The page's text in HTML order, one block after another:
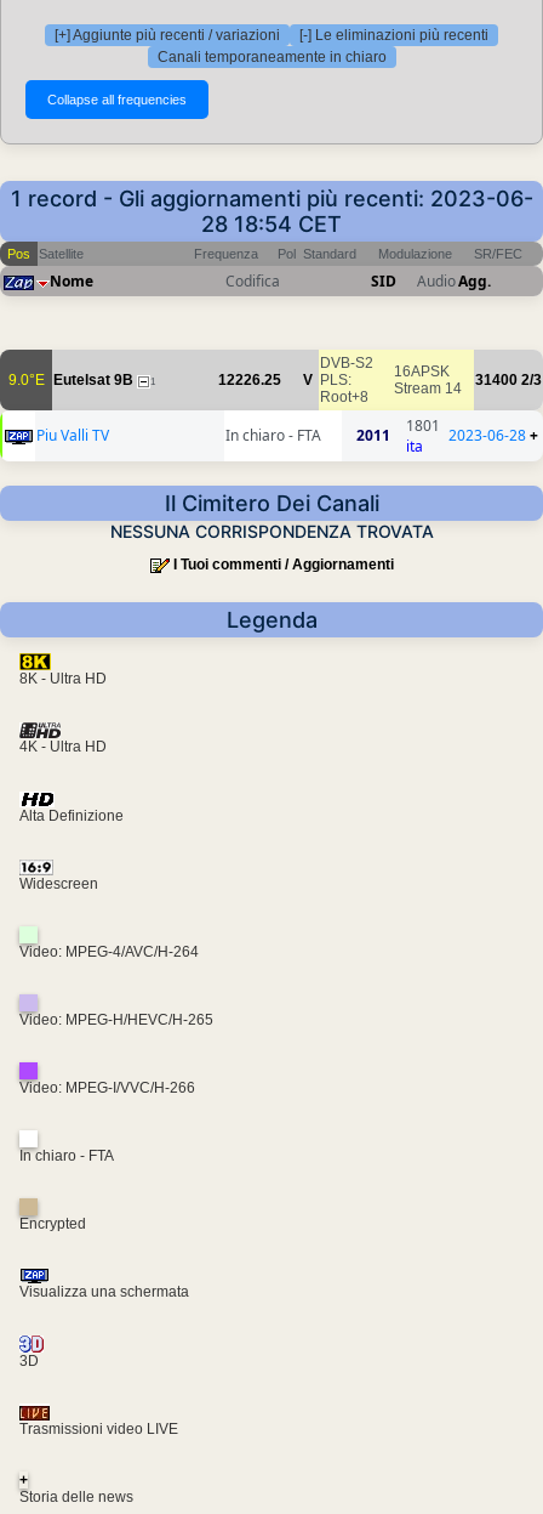
[+] Aggiunte più recenti / variazioni
[-] Le eliminazioni più recenti
Canali temporaneamente in chiaro
1 record - Gli aggiornamenti più recenti: 2023-06-
28 18:54 CET
Pos Satellite Frequenza Pol Standard Modulazione SR/FEC
Nome Codifica SID AudioAgg.
9.0°E Eutelsat 9B 1 12226.25 V
DVB-S2
PLS:
Root+8
16APSK
Stream 14
31400 2/3
Piu Valli TV In chiaro - FTA 2011
1801
ita
2023-06-28+
Il Cimitero Dei Canali
NESSUNA CORRISPONDENZA TROVATA
I Tuoi commenti / Aggiornamenti
Legenda
8K - Ultra HD
4K - Ultra HD
Alta Definizione
Widescreen
Video: MPEG-4/AVC/H-264
Video: MPEG-H/HEVC/H-265
Video: MPEG-I/VVC/H-266
In chiaro - FTA
Encrypted
Visualizza una schermata
3D
Trasmissioni video LIVE
+
Storia delle news